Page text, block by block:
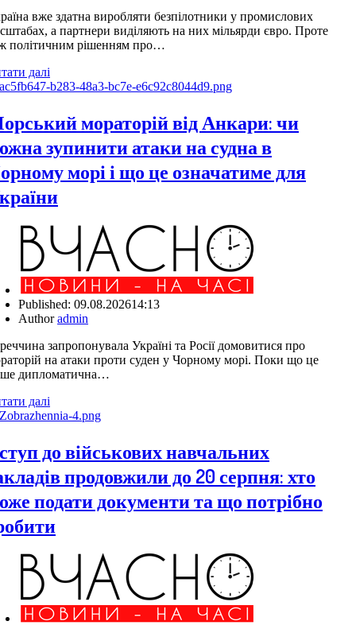
вже здатна виробляти безпілотники у промислових
а партнери виділяють на них мільярди євро. Проте
політичним рішенням про…
далі
мораторій від Анкари: чи
зупинити атаки на судна в
морі і що це означатиме для
Published: 09.08.202614:13
Authoradmin
запропонувала Україні та Росії домовитися про
на атаки проти суден у Чорному морі. Поки що це
дипломатична…
далі
до військових навчальних
продовжили до 20 серпня: хто
подати документи та що потрібно